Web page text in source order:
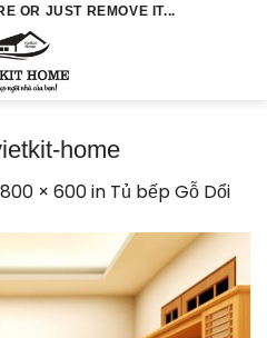
OR JUST REMOVE IT...
home
800 × 600in Tủ bếp Gỗ Dổi